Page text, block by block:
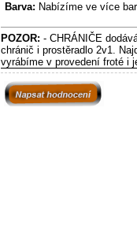
Barva: Nabízíme ve více
POZOR: - CHRÁNIČE
chránič i prostěradlo 2v1.
vyrábíme v provedení froté i